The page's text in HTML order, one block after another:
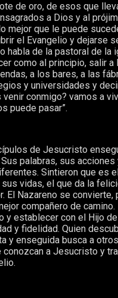
de oro, de esos que
a Dios y al
mejor que le puede
el Evangelio y dejarse
habla de la pastoral de la
como al principio, salir a
a los bares, a las
y universidades y
venir conmigo? vamos a
puede pasar”.
de Jesucristo
palabras, sus
Sintieron que es
vidas, el que da la
El Nazareno se convierte,
compañero de
y establecer con el Hijo
y fidelidad. Quien
y enseguida busca a
conozcan a Jesucristo y